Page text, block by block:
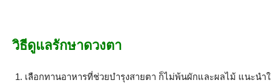
วิธีดูแลรักษาดวงตา
เลือกทานอาหารที่ช่วยบำรุงสายตา ก็ไม่พ้นผักและผลไม้ แนะน